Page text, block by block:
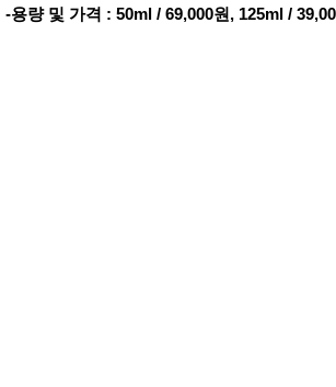
-용량 및 가격 : 50ml / 69,000원, 125ml /